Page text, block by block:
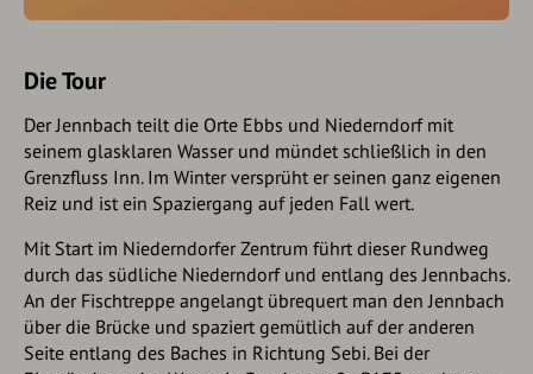
Die Tour
Der Jennbach teilt die Orte Ebbs und Niederndorf mit
seinem glasklaren Wasser und mündet schließlich in den
Grenzfluss Inn. Im Winter versprüht er seinen ganz eigenen
Reiz und ist ein Spaziergang auf jeden Fall wert.
Mit Start im Niederndorfer Zentrum führt dieser Rundweg
durch das südliche Niederndorf und entlang des Jennbachs.
An der Fischtreppe angelangt übrequert man den Jennbach
über die Brücke und spaziert gemütlich auf der anderen
Seite entlang des Baches in Richtung Sebi. Bei der